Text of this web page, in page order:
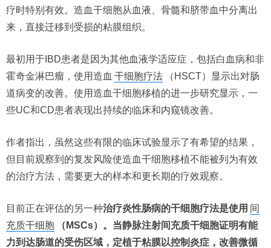
疗时特别有效。造血干细胞从血液、骨髓和脐带血中分离出
来，直接迁移到受损的粘膜组织。
最初用于IBD患者是因为其他血液学适应症，包括白血病和非
霍奇金淋巴瘤，使用造血 干细胞疗法
（HSCT）显示出对肠
道病变的改善。使用造血干细胞移植的进一步研究显示，一
些UC和CD患者表现出持续的临床和内窥镜改善。
作者指出，虽然这些有限的临床试验显示了有希望的结果，
但目前观察到的复发风险使造血干细胞移植不能被列为有效
的治疗方法，需要更大的样本和更长期的疗效观察。
目前正在评估的另一种治疗炎性肠病的干细胞疗法是使用 间
充质干细胞
（MSCs）。当静脉注射间充质干细胞证明有能
力到达肠道的受伤区域，定植于粘膜以控制炎症，改善微循